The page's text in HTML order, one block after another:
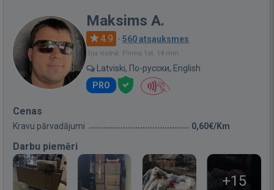
Maksims A.
4.9 · 560 atsauksmes
Bija vietnē: Pirms 1st. 14 min.
Latviski, По-русски, English
PRO
Cenas
Kravu pārvadājumi 0,60€/Km
Darbu piemēri
+15